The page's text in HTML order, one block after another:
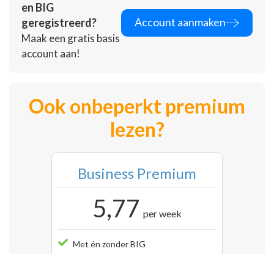
en BIG
geregistreerd?
Maak een gratis basis
account aan!
Account aanmaken
Ook onbeperkt premium
lezen?
Business Premium
5,77 per week
Met én zonder BIG